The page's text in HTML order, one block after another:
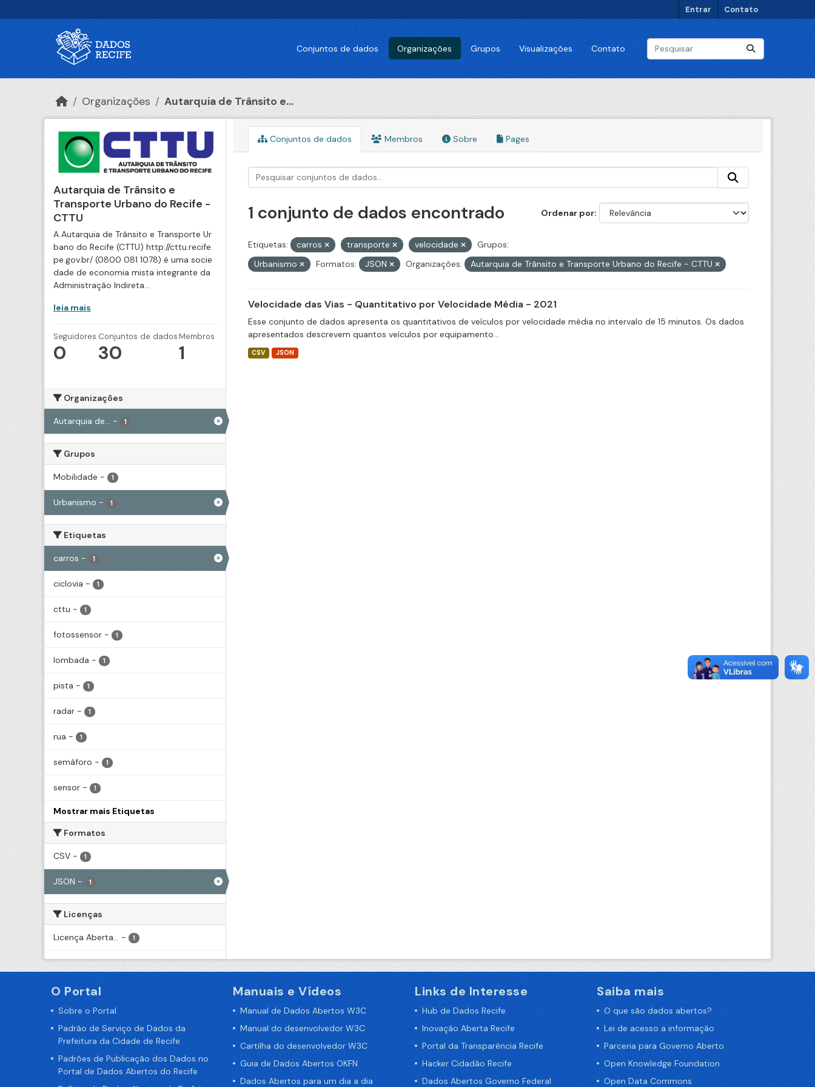
Entrar Contato
Conjuntos de dados Organizações Grupos Visualizações Contato
Organizações Autarquia de Trânsito e...
Autarquia de Trânsito e
Transporte Urbano do Recife -
CTTU
A Autarquia de Trânsito e Transporte Ur
bano do Recife (CTTU) http://cttu.recife.
pe.gov.br/ (0800 081 1078) é uma socie
dade de economia mista integrante da
Administração Indireta...
leia mais
Seguidores
0
Conjuntos de dados
30
Membros
1
Organizações
Autarquia de... - 1
Grupos
Mobilidade - 1
Urbanismo - 1
Etiquetas
carros - 1
ciclovia - 1
cttu - 1
fotossensor - 1
lombada - 1
pista - 1
radar - 1
rua - 1
semáforo - 1
sensor - 1
Mostrar mais Etiquetas
Formatos
CSV - 1
JSON - 1
Licenças
Licença Aberta... - 1
Conjuntos de dados Membros Sobre Pages
Ordenar por
1 conjunto de dados encontrado
Etiquetas: carros transporte velocidade
Grupos:
Urbanismo
Formatos: JSON Organizações: Autarquia de Trânsito e Transporte Urbano do Recife - CTTU
Velocidade das Vias - Quantitativo por Velocidade Média - 2021
Esse conjunto de dados apresenta os quantitativos de veículos por velocidade média no intervalo de 15 minutos. Os dados
apresentados descrevem quantos veículos por equipamento...
CSV JSON
O Portal
Sobre o Portal
Padrão de Serviço de Dados da
Prefeitura da Cidade de Recife
Padrões de Publicação dos Dados no
Portal de Dados Abertos do Recife
Manuais e Vídeos
Manual de Dados Abertos W3C
Manual do desenvolvedor W3C
Cartilha do desenvolvedor W3C
Guia de Dados Abertos OKFN
Dados Abertos para um dia a dia
Links de Interesse
Hub de Dados Recife
Inovação Aberta Recife
Portal da Transparência Recife
Hacker Cidadão Recife
Dados Abertos Governo Federal
Saiba mais
O que são dados abertos?
Lei de acesso a informação
Parceria para Governo Aberto
Open Knowledge Foundation
Open Data Commons